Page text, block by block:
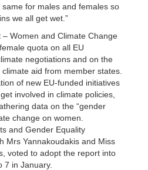
for males and females so
we all get wet.”
– Women and Climate Change
quota on all EU
negotiations and on the
aid from member states.
of new EU-funded initiatives
involved in climate policies,
data on the “gender
change on women.
and Gender Equality
Mrs Yannakoudakis and Miss
voted to adopt the report into
7 in January.